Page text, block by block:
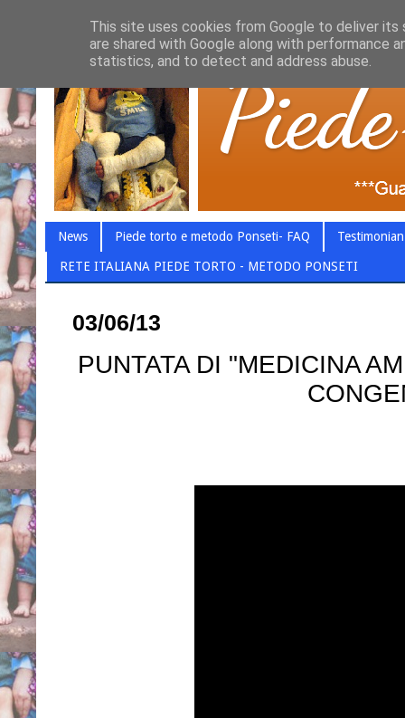
News Piede torto e metodo Ponseti- FAQ
RETE ITALIANA PIEDE TORTO - METODO PONSETI
03/06/13
PUNTATA DI "MEDICINA
This site uses cookies from Google to deliver its
are shared with Google along with performance
statistics, and to detect and address abuse.